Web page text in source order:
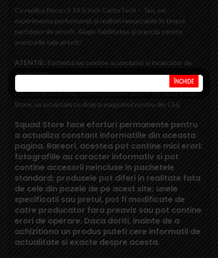
Cu replica Recon S 14.5 Inch CarboTech – Tan, vei
experimenta performanță și realism remarcabile în timpul
partidelor de airsoft. Alege fiabilitatea și precizia pentru
aventurile tale airsoft!
ATENTIE: Pachetul nu contine acumulator si incarcator de
acumulator.
Daca doriti sa testati diverse produse airsoft din gamaSquad
Store, va asteptam cu drag la magazinul nostru din Cluj.
Squad Store face eforturi permanente pentru
a actualiza constant informatiile din aceasta
pagina. Rareori, acestea pot contine mici erori:
fotografiile au caracter informativ si pot
contine accesorii neincluse in pachetele
standard; produsele pot diferi in realitate fata
de cele din pozele de pe acest site; unele
specificatii sau pretul, pot fi modificate de
catre producator fara preaviz sau pot contine
erori de operare. Daca doriti, inainte de a
achizitiona un produs puteti cere informatii de
actualitate si exacte despre acesta.